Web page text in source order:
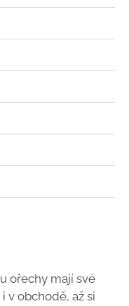
ořechy mají své
v obchodě, až si